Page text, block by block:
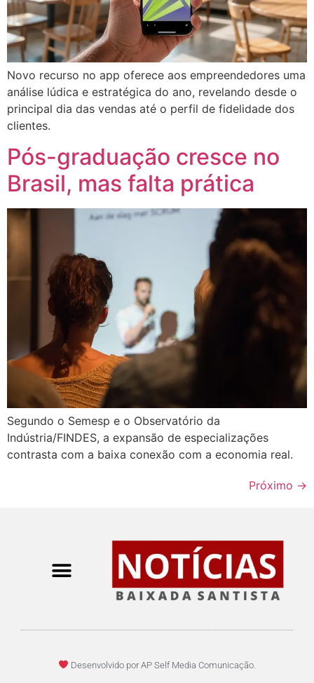
Novo recurso no app oferece aos empreendedores uma
análise lúdica e estratégica do ano, revelando desde o
principal dia das vendas até o perfil de fidelidade dos
clientes.
Pós-graduação cresce no
Brasil, mas falta prática
Segundo o Semesp e o Observatório da
Indústria/FINDES, a expansão de especializações
contrasta com a baixa conexão com a economia real.
Próximo →
Desenvolvido por AP Self Media Comunicação.